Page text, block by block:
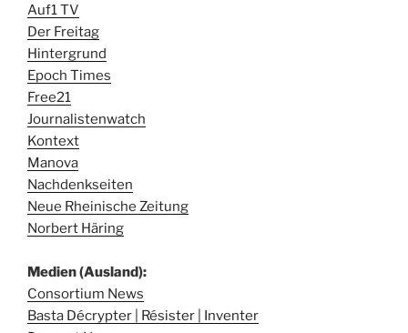
Auf1 TV
Der Freitag
Hintergrund
Epoch Times
Free21
Journalistenwatch
Kontext
Manova
Nachdenkseiten
Neue Rheinische Zeitung
Norbert Häring
Medien (Ausland):
Consortium News
Basta Décrypter | Résister | Inventer